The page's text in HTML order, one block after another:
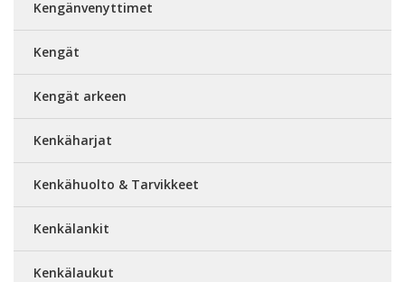
Kengänvenyttimet
Kengät
Kengät arkeen
Kenkäharjat
Kenkähuolto & Tarvikkeet
Kenkälankit
Kenkälaukut